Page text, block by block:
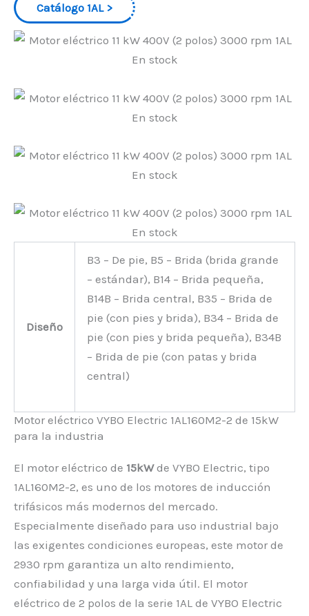
Catálogo 1AL
Diseño
B3 – De pie, B5 – Brida (brida grande
– estándar), B14 – Brida pequeña,
B14B – Brida central, B35 – Brida de
pie (con pies y brida), B34 – Brida de
pie (con pies y brida pequeña), B34B
– Brida de pie (con patas y brida
central)
Motor eléctrico VYBO Electric 1AL160M2-2 de 15kW
para la industria
El motor eléctrico de 15kWde VYBO Electric, tipo
1AL160M2-2, es uno de los motores de inducción
trifásicos más modernos del mercado.
Especialmente diseñado para uso industrial bajo
las exigentes condiciones europeas, este motor de
2930 rpm garantiza un alto rendimiento,
confiabilidad y una larga vida útil. El motor
eléctrico de 2 polos de la serie 1AL de VYBO Electric